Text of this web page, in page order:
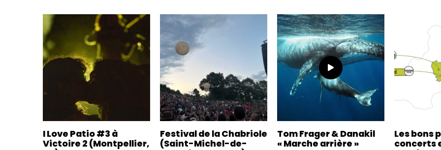
I Love Patio #3 à
Victoire 2 (Montpellier,
Festival de la Chabriole
(Saint-Michel-de-
Tom Frager & Danakil
« Marche arrière »
Les bons
concerts